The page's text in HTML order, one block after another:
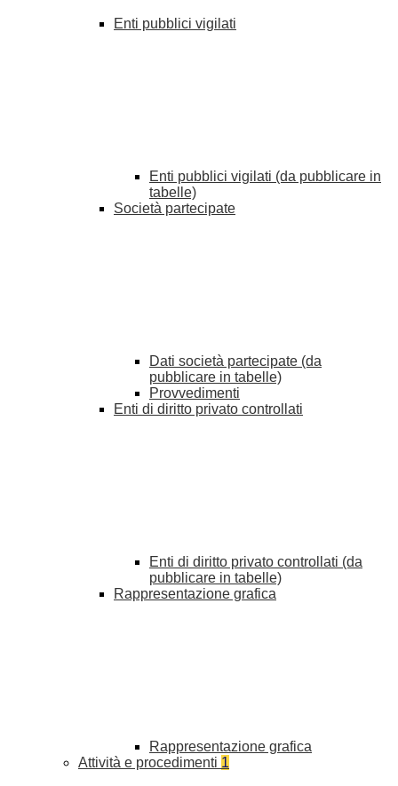
Enti pubblici vigilati
Enti pubblici vigilati (da pubblicare in
tabelle)
Società partecipate
Dati società partecipate (da
pubblicare in tabelle)
Provvedimenti
Enti di diritto privato controllati
Enti di diritto privato controllati (da
pubblicare in tabelle)
Rappresentazione grafica
Rappresentazione grafica
Attività e procedimenti 1